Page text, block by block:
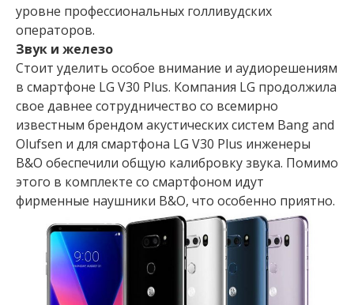
уровне профессиональных голливудских
операторов.
Звук и железо
Стоит уделить особое внимание и аудиорешениям
в смартфоне LG V30 Plus. Компания LG продолжила
свое давнее сотрудничество со всемирно
известным брендом акустических систем Bang and
Olufsen и для смартфона LG V30 Plus инженеры
B&O обеспечили общую калибровку звука. Помимо
этого в комплекте со смартфоном идут
фирменные наушники B&O, что особенно приятно.